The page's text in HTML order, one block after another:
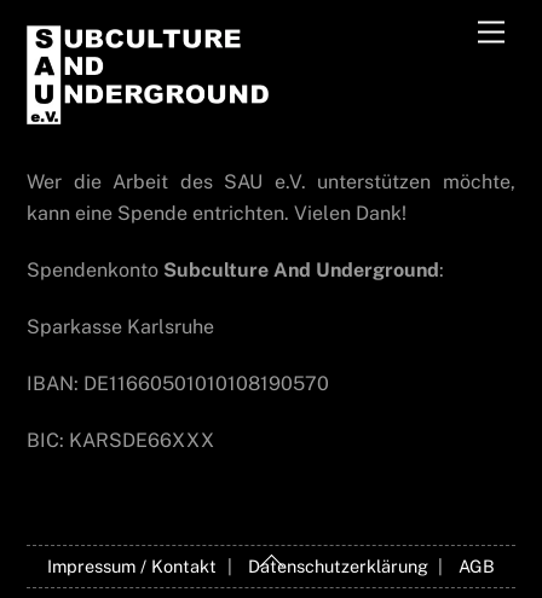
content
Wer die Arbeit des SAU e.V. unterstützen möchte,
kann eine Spende entrichten. Vielen Dank!
Spendenkonto Subculture And Underground :
Sparkasse Karlsruhe
IBAN: DE11660501010108190570
BIC: KARSDE66XXX
Back
To
Impressum / Kontakt Datenschutzerklärung AGB